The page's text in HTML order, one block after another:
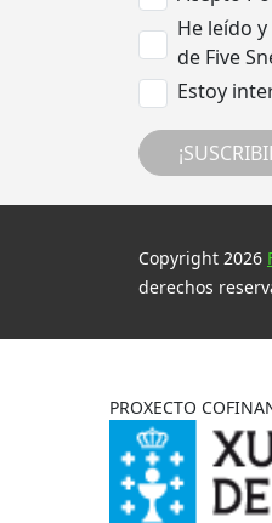
He leído
de Five
Estoy
Copyright 2026
derechos
PROXECTO